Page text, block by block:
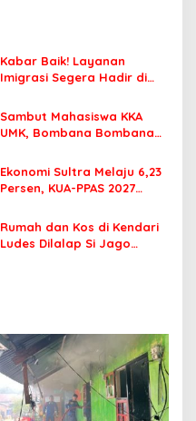
Kabar Baik! Layanan
Imigrasi Segera Hadir di
Perlu Lagi ke Kendari
Sambut Mahasiswa KKA
UMK, Bombana Bombana
Sasaran
Ekonomi Sultra Melaju 6,23
Persen, KUA-PPAS 2027
Rumah dan Kos di Kendari
Ludes Dilalap Si Jago